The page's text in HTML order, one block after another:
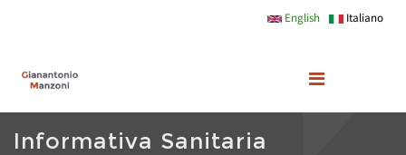
English Italiano
Informativa Sanitaria